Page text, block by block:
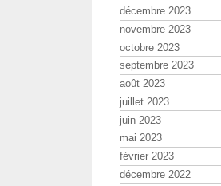
décembre 2023
novembre 2023
octobre 2023
septembre 2023
août 2023
juillet 2023
juin 2023
mai 2023
février 2023
décembre 2022